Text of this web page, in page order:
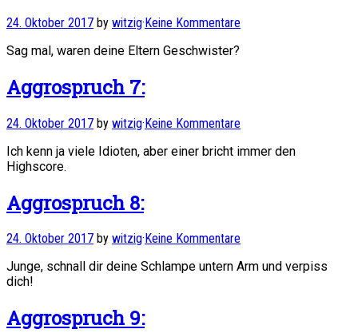
24. Oktober 2017 by witzig·Keine Kommentare
Sag mal, waren deine Eltern Geschwister?
Aggrospruch 7:
24. Oktober 2017 by witzig·Keine Kommentare
Ich kenn ja viele Idioten, aber einer bricht immer den
Highscore.
Aggrospruch 8:
24. Oktober 2017 by witzig· Keine Kommentare
Junge, schnall dir deine Schlampe untern Arm und verpiss
dich!
Aggrospruch 9: